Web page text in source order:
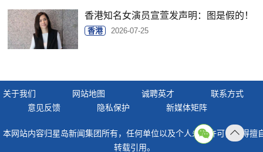
香港知名女演员宣萱发声明：图是假的！
香港 2026-07-25
关于我们 网站地图 诚聘英才
联系方式
意见反馈
隐私保护 新媒体矩阵
本网站内容归星岛新闻集团所有，任何单位以及个人未经许可，不得擅
转载引用。